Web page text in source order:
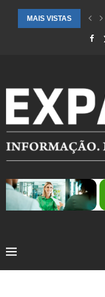
MAIS VISTAS
CIDADES ATENDIDAS